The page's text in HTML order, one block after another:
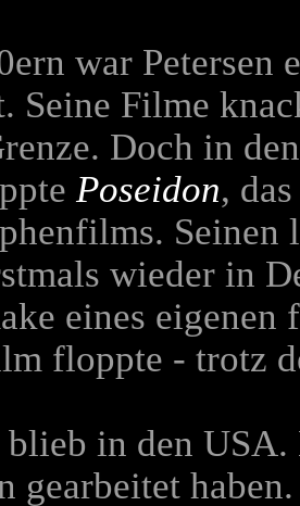
war
Seine Filme
Doch in
Poseidon,
Seinen
wieder in
eines
floppte - trotz
blieb in den
gearbeitet